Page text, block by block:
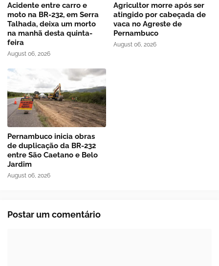
Acidente entre carro e
moto na BR-232, em Serra
Talhada, deixa um morto
na manhã desta quinta-
feira
August 06, 2026
Agricultor morre após ser
atingido por cabeçada de
vaca no Agreste de
Pernambuco
August 06, 2026
Pernambuco inicia obras
de duplicação da BR-232
entre São Caetano e Belo
Jardim
August 06, 2026
Postar um comentário